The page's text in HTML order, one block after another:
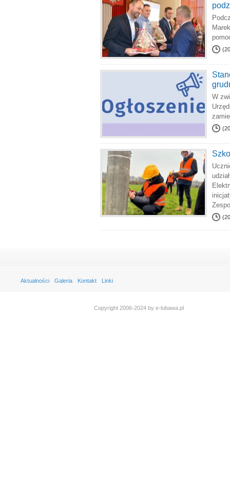
W
Aktualności Galeria Kontakt Linki
Copyright 2006-2024 by e-lubawa.pl